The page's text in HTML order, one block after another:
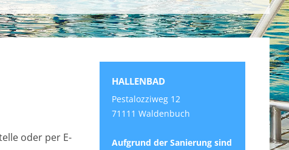
oder per E-
HALLENBAD
Pestalozziweg 12
71111 Waldenbuch
Aufgrund der Sanierung sind